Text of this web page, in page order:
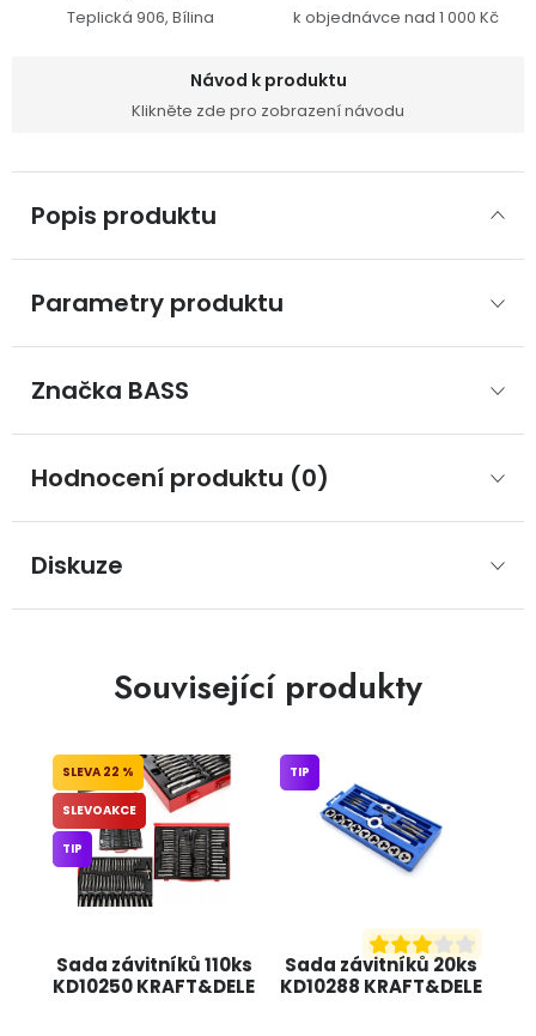
Teplická 906, Bílina k objednávce nad 1 000 Kč
Návod k produktu
Klikněte zde pro zobrazení návodu
Popis produktu
Parametry produktu
Značka BASS
Hodnocení produktu (0)
Diskuze
Související produkty
Sada závitníků 110ks
KD10250 KRAFT&DELE
22 %
SLEVOAKCE
TIP
Sada závitníků 20ks
KD10288 KRAFT&DELE
TIP